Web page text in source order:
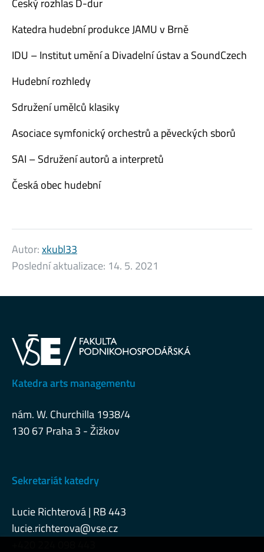
Český rozhlas D-dur
Katedra hudební produkce JAMU v Brně
IDU – Institut umění a Divadelní ústav a SoundCzech
Hudební rozhledy
Sdružení umělců klasiky
Asociace symfonický orchestrů a pěveckých sborů
SAI – Sdružení autorů a interpretů
Česká obec hudební
Autor:xkubl33
Poslední aktualizace: 14. 5. 2021
Katedra arts managementu
nám. W. Churchilla 1938/4
130 67 Praha 3 - Žižkov
Sekretariát katedry
Lucie Richterová | RB 443
lucie.richterova@vse.cz